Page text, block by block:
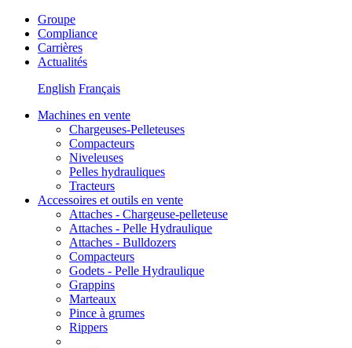
Groupe
Compliance
Carrières
Actualités
English Français
Machines en vente
Chargeuses-Pelleteuses
Compacteurs
Niveleuses
Pelles hydrauliques
Tracteurs
Accessoires et outils en vente
Attaches - Chargeuse-pelleteuse
Attaches - Pelle Hydraulique
Attaches - Bulldozers
Compacteurs
Godets - Pelle Hydraulique
Grappins
Marteaux
Pince à grumes
Rippers